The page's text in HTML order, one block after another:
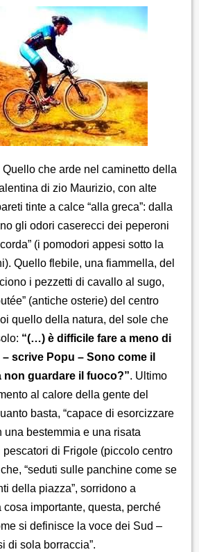
Quello che arde nel caminetto della
di zio Maurizio, con alte
tinte a calce “alla greca”: dalla
gli odori caserecci dei peperoni
(i pomodori appesi sotto la
Quello flebile, una fiammella, del
i pezzetti di cavallo al sugo,
(antiche osterie) del centro
quello della natura, del sole che
“(…) è difficile fare a meno di
scrive Popu – Sono come il
non guardare il fuoco?”. Ultimo
al calore della gente del
basta, “capace di esorcizzare
bestemmia e una risata
pescatori di Frigole (piccolo centro
“seduti sulle panchine come se
della piazza”, sorridono a
importante, questa, perché
si definisce la voce dei Sud –
di sola borraccia”.